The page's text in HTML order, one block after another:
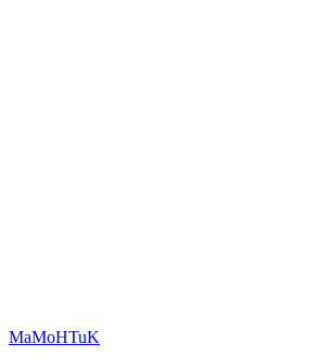
MaMoHTuK